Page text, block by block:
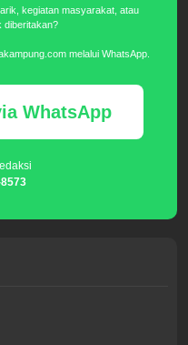
kegiatan masyarakat, atau
diberitakan?
melalui WhatsApp.
WhatsApp